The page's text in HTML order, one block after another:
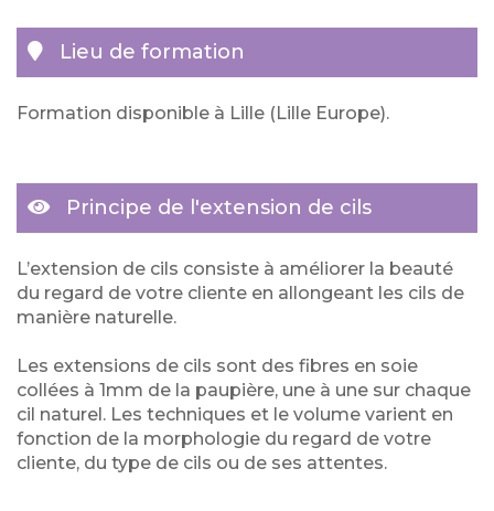
Lieu de formation
Formation disponible à Lille (Lille Europe).
Principe de l'extension de cils
L’extension de cils consiste à améliorer la beauté
du regard de votre cliente en allongeant les cils de
manière naturelle.
Les extensions de cils sont des fibres en soie
collées à 1mm de la paupière, une à une sur chaque
cil naturel. Les techniques et le volume varient en
fonction de la morphologie du regard de votre
cliente, du type de cils ou de ses attentes.